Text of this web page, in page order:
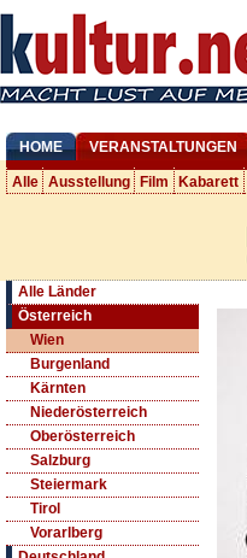
HOME VERANSTALTUNGEN
Alle Ausstellung Film Kabarett
Alle Länder
Österreich
Wien
Burgenland
Kärnten
Niederösterreich
Oberösterreich
Salzburg
Steiermark
Tirol
Vorarlberg